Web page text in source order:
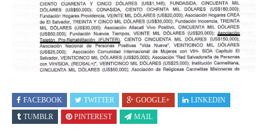
FACEBOOK TWITTER GOOGLE+
LINKEDIN
TUMBLR
PINTEREST MAIL